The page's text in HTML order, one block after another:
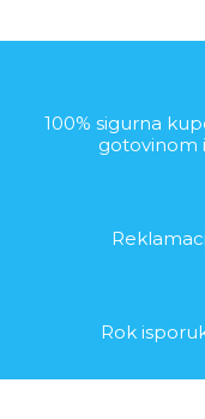
100% sigurna
gotovinom
Rok